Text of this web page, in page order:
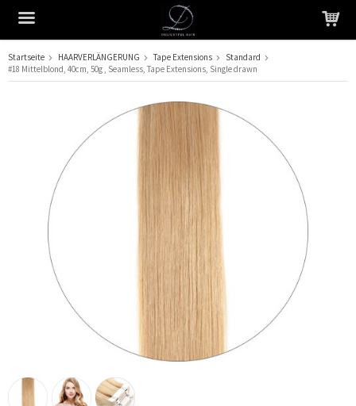
Das Produkt wurde in Ihren Warenkorb gelegt
Startseite HAARVERLÄNGERUNG Tape Extensions
Standard
#18 Mittelblond, 40cm, 50g , Seamless, Tape Extensions, Single drawn